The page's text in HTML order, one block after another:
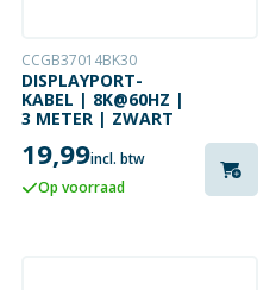
CCGB37014BK30
DISPLAYPORT-
KABEL | 8K@60HZ |
3 METER | ZWART
19,99incl. btw
Op voorraad